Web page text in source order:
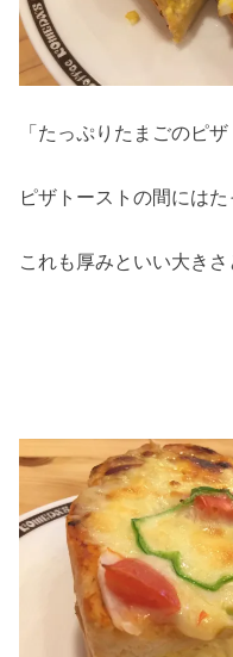
「たっぷりたまごのピ
ピザトーストの間にはた
これも厚みといい大き